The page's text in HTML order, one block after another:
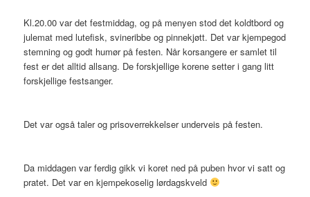
Kl.20.00 var det festmiddag, og på menyen stod det koldtbord og
julemat med lutefisk, svineribbe og pinnekjøtt. Det var kjempegod
stemning og godt humør på festen. Når korsangere er samlet til
fest er det alltid allsang. De forskjellige korene setter i gang litt
forskjellige festsanger.
Det var også taler og prisoverrekkelser underveis på festen.
Da middagen var ferdig gikk vi koret ned på puben hvor vi satt og
pratet. Det var en kjempekoselig lørdagskveld